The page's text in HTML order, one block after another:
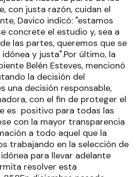
con justa razón, cuidan el
Davico indicó: "estamos
concrete el estudio y, sea a
las partes, queremos que se
y justa".Por último, la
Belén Esteves, mencionó
la decisión del
una decisión responsable,
con el fin de proteger el
es positivo para todas las
con la mayor transparencia
a todo aquel que la
trabajando en la selección de
para llevar adelante
resolver esta